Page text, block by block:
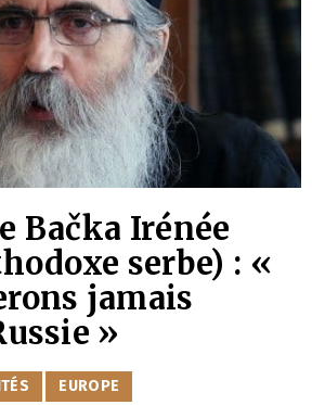
Bačka Irénée
serbe) : «
jamais
»
EUROPE